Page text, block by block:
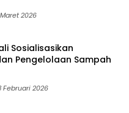
2026
Sosialisasikan
Pengelolaan Sampah
Februari 2026